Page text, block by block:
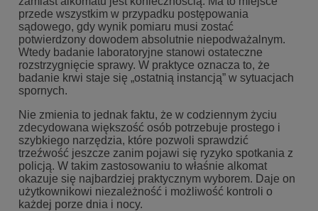
przede wszystkim w przypadku postępowania
sądowego, gdy wynik pomiaru musi zostać
potwierdzony dowodem absolutnie niepodważalnym.
Wtedy badanie laboratoryjne stanowi ostateczne
rozstrzygnięcie sprawy. W praktyce oznacza to, że
badanie krwi staje się „ostatnią instancją” w sytuacjach
spornych.
Nie zmienia to jednak faktu, że w codziennym życiu
zdecydowana większość osób potrzebuje prostego i
szybkiego narzędzia, które pozwoli sprawdzić
trzeźwość jeszcze zanim pojawi się ryzyko spotkania z
policją. W takim zastosowaniu to właśnie alkomat
okazuje się najbardziej praktycznym wyborem. Daje on
użytkownikowi niezależność i możliwość kontroli o
każdej porze dnia i nocy.